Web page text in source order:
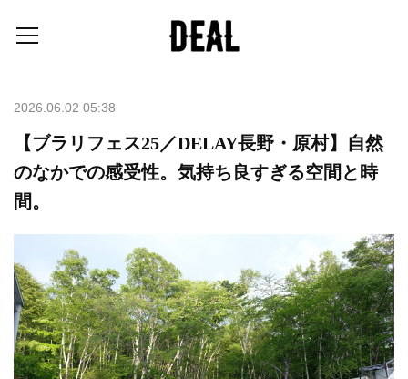
2026.06.02 05:38
【ブラリフェス25／DELAY長野・原村】自然
のなかでの感受性。気持ち良すぎる空間と時
間。